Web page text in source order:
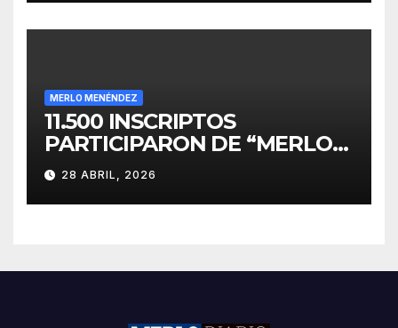
MERLO MENÉNDEZ
11.500 INSCRIPTOS
PARTICIPARON DE “MERLO
CORRE POR MALVINAS”
28 ABRIL, 2026